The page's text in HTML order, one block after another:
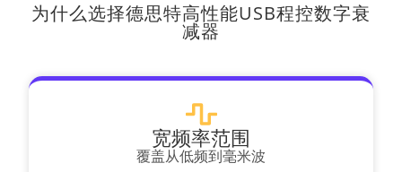
为什么选择德思特高性能USB程控数字衰
减器
宽频率范围
覆盖从低频到毫米波